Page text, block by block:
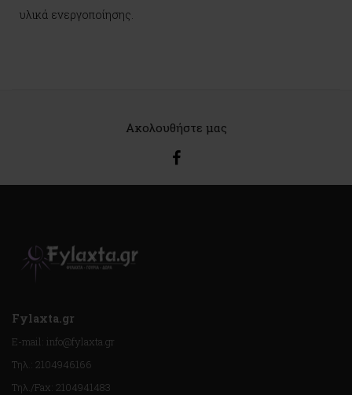
υλικά ενεργοποίησης.
Ακολουθήστε μας
Fylaxta.gr
E-mail: info@fylaxta.gr
Τηλ.: 2104946166
Τηλ./Fax: 2104941483